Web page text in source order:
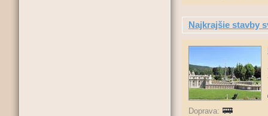
Najkrajšie stavby
Doprava: